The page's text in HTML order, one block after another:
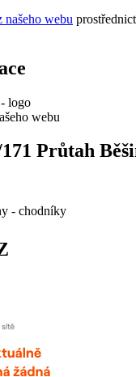
našeho webu
webu
Průtah